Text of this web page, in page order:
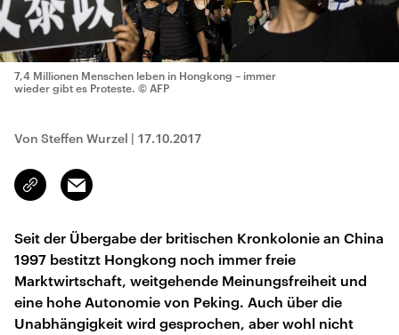
7,4 Millionen Menschen leben in Hongkong – immer
wieder gibt es Proteste. © AFP
Von Steffen Wurzel | 17.10.2017
Link
kopieren/teilen
Email
Seit der Übergabe der britischen Kronkolonie an China
1997 bestitzt Hongkong noch immer freie
Marktwirtschaft, weitgehende Meinungsfreiheit und
eine hohe Autonomie von Peking. Auch über die
Unabhängigkeit wird gesprochen, aber wohl nicht